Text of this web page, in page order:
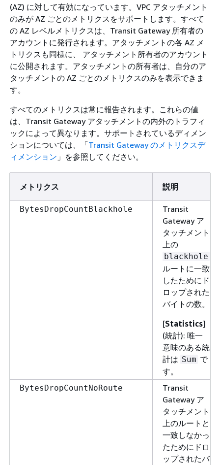
(AZ) に対して有効になっています。VPC アタッチメント
のみが AZ ごとのメトリクスをサポートします。すべて
の AZ レベルメトリクスは、Transit Gateway 所有者の
アカウントに発行されます。アタッチメントの各 AZ メ
トリクスも同様に、 アタッチメント所有者のアカウント
に公開されます。アタッチメントの所有者は、自分のア
タッチメントの AZ ごとのメトリクスのみを表示できま
す。
すべてのメトリクスは常に報告されます。これらの値
は、Transit Gateway アタッチメントの内外のトラフィ
ックによって異なります。サポートされているディメン
ションについては、「Transit Gateway のメトリクスデ
ィメンション 」を参照してください。
メトリクス 説明
BytesDropCountBlackhole
Transit
Gateway ア
タッチメント
上の
blackhole
ルートに一致
したためにド
ロップされた
バイトの数。
[Statistics]
(統計): 唯一
意味のある統
計は Sum で
す。
BytesDropCountNoRoute
Transit
Gateway ア
タッチメント
上のルートと
一致しなかっ
たためにドロ
ップされたバ